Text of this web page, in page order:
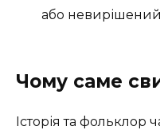
або невирішений
Чому саме
Історія та фольклор